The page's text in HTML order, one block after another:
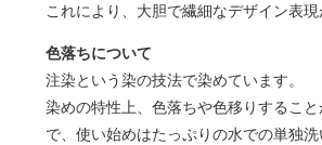
これにより、大胆で繊細なデザイン表現
色落ちについて
注染という染の技法で染めています。
染めの特性上、色落ちや色移りするこ
で、使い始めはたっぷりの水での単独